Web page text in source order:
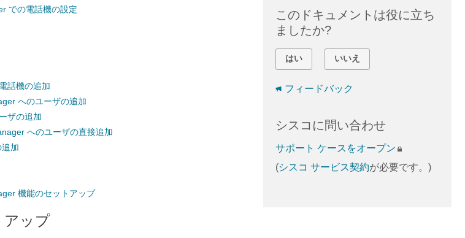
での電話機の設定
話機の追加
へのユーザの追加
ザの追加
へのユーザの直接追加
加
機能のセットアップ
アップ
このドキュメントは役に立ち
ましたか?
はい いいえ
フィードバック
シスコに問い合わせ
サポート ケースをオープン
(シスコ サービス契約が必要です。)